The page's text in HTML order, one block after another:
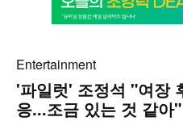
Entertainment
'파일럿' 조정석 "여장
응...조금 있는 것 같